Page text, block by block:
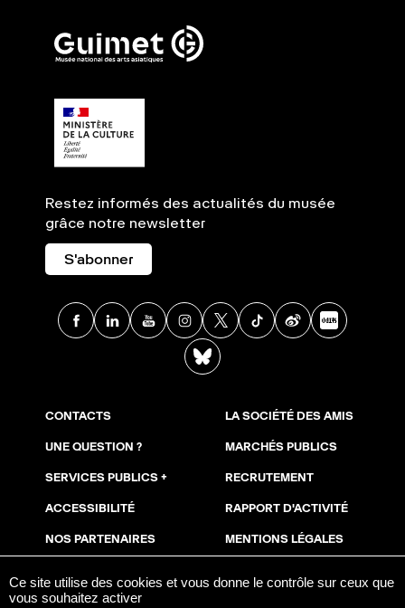
Restez informés des actualités du musée
grâce notre newsletter
S'abonner
Facebook
LinkedinYoutubeInstagram
X TikTokWeibo
CONTACTS
UNE QUESTION ?
SERVICES PUBLICS +
ACCESSIBILITÉ
NOS PARTENAIRES
ESPACE PRESSE
LA SOCIÉTÉ DES AMIS
MARCHÉS PUBLICS
RECRUTEMENT
RAPPORT D'ACTIVITÉ
MENTIONS LÉGALES
Ce site utilise des cookies et vous donne le contrôle sur ceux que
vous souhaitez activer